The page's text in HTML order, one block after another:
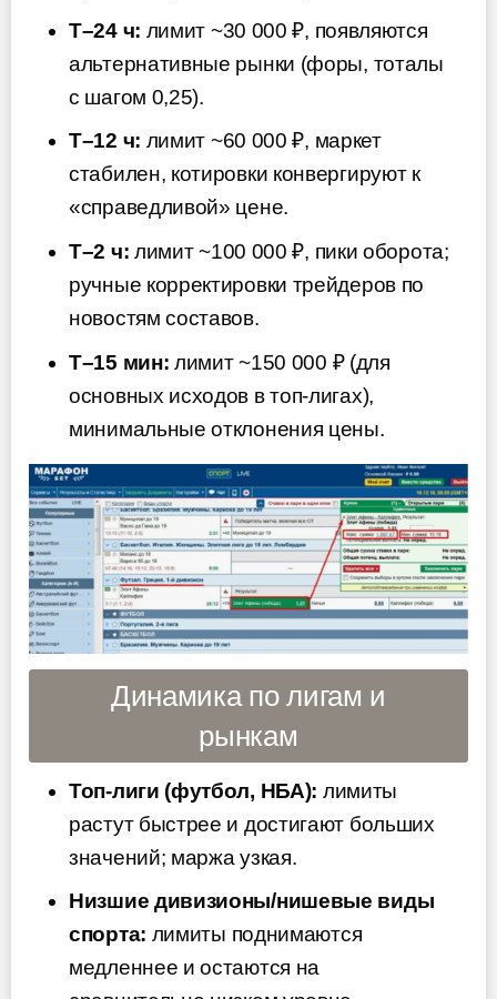
T–24 ч: лимит ~30 000 ₽, появляются
альтернативные рынки (форы, тоталы
с шагом 0,25).
T–12 ч: лимит ~60 000 ₽, маркет
стабилен, котировки конвергируют к
«справедливой» цене.
T–2 ч: лимит ~100 000 ₽, пики оборота;
ручные корректировки трейдеров по
новостям составов.
T–15 мин: лимит ~150 000 ₽ (для
основных исходов в топ-лигах),
минимальные отклонения цены.
Динамика по лигам и
рынкам
Топ-лиги (футбол, НБА): лимиты
растут быстрее и достигают больших
значений; маржа узкая.
Низшие дивизионы/нишевые виды
спорта: лимиты поднимаются
медленнее и остаются на